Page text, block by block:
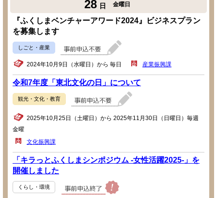
28 日 金曜日
『ふくしまベンチャーアワード2024』ビジネスプラン
を募集します
しごと・産業
2024年10月9日（水曜日）から 毎日 産業振興課
令和7年度「東北文化の日」について
観光・文化・教育
2025年10月25日（土曜日）から 2025年11月30日（日曜日）毎週
金曜
文化振興課
「キラっとふくしまシンポジウム -女性活躍2025-」を
開催しました
くらし・環境